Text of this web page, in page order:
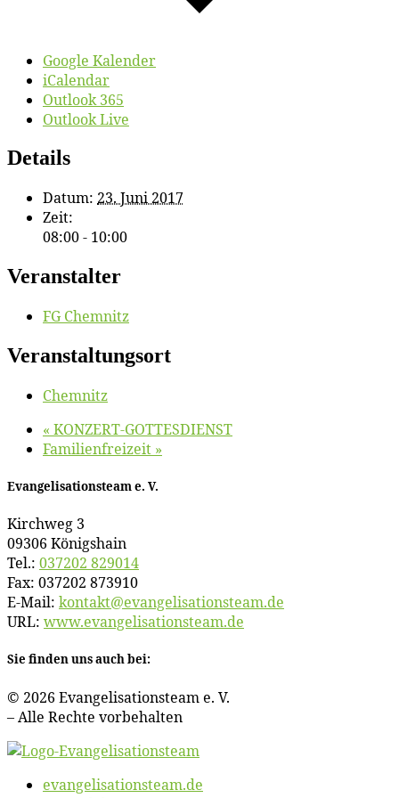
Google Kalender
iCalendar
Outlook 365
Outlook Live
Details
Datum: 23. Juni 2017
Zeit:
08:00 - 10:00
Veranstalter
FG Chem­nitz
Veranstaltungsort
Chem­nitz
« KONZERT-GOTTESDIENST
Fa­mi­li­en­frei­zeit »
Evan­ge­li­sa­ti­ons­team e. V.
Kirch­weg 3
09306 Königshain
Tel.: 037202 829014
Fax: 037202 873910
E‑Mail: kontakt@​evangelisationsteam.​de
URL: www​.evan​ge​li​sa​ti​ons​team​.de
Sie fin­den uns auch bei:
© 2026 Evan­ge­li­sa­ti­ons­team e. V.
– Al­le Rech­te vorbehalten
evangelisationsteam.de